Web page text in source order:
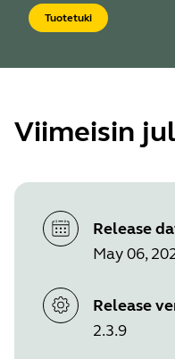
Tuotetuki
Viimeisin
Release
May 06,
Release
2.3.9